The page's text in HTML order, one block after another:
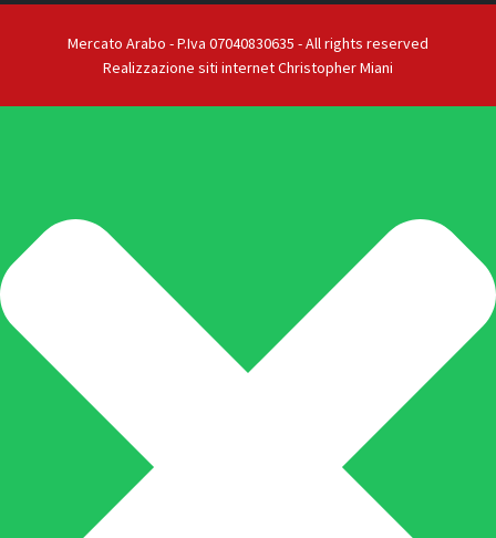
Mercato Arabo - P.Iva 07040830635 - All rights reserved
Realizzazione siti internet Christopher Miani